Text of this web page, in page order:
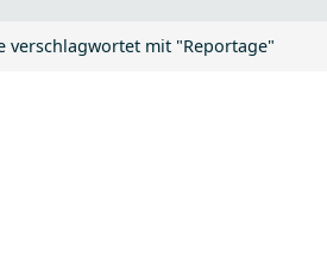
verschlagwortet mit "Reportage"